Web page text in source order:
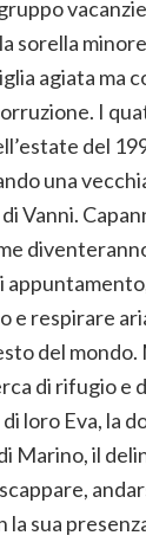
sorella
agiata ma
I
del
una
Vanni.
e respirare
del mondo.
di rifugio e
loro Eva, la
Marino, il
la sua